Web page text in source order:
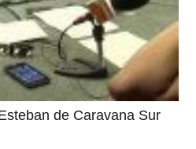
de Caravana Sur